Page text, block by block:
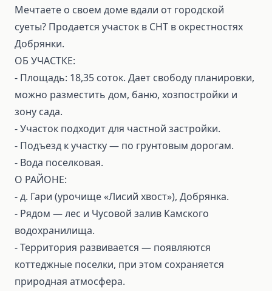
Мечтаете о своем доме вдали от городской
суеты? Продается участок в СНТ в окрестностях
Добрянки.
ОБ УЧАСТКЕ:
- Площадь: 18,35 соток. Дает свободу планировки,
можно разместить дом, баню, хозпостройки и
зону сада.
- Участок подходит для частной застройки.
- Подъезд к участку — по грунтовым дорогам.
- Вода поселковая.
О РАЙОНЕ:
- д. Гари (урочище «Лисий хвост»), Добрянка.
- Рядом — лес и Чусовой залив Камского
водохранилища.
- Территория развивается — появляются
коттеджные поселки, при этом сохраняется
природная атмосфера.